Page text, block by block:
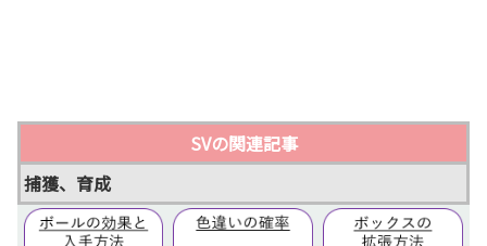
SVの関連記事
捕獲、育成